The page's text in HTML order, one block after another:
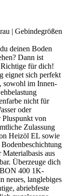
| Gebindegrößen
deinen Boden
Dann ist
für dich!
eignet sich perfekt
sowohl im Innen-
nicht für
oder
Pluspunkt von
Zulassung
Heizöl EL sowie
aus
Überzeuge dich
400 1K-
neues, langlebiges
abriebfeste